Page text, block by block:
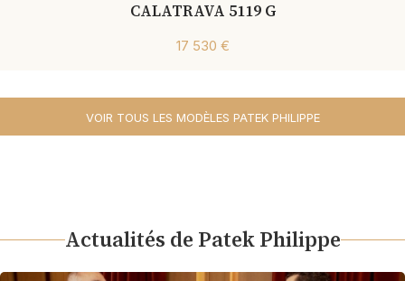
CALATRAVA 5119 G
17 530 €
VOIR TOUS LES MODÈLES PATEK PHILIPPE
Actualités de Patek Philippe